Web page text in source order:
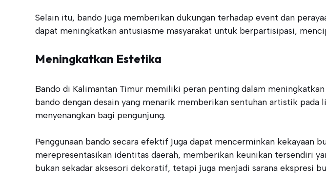
Selain itu, bando juga memberikan dukungan terhadap event dan
dapat meningkatkan antusiasme masyarakat untuk berpartisipasi,
Meningkatkan Estetika
Bando di Kalimantan Timur memiliki peran penting dalam
bando dengan desain yang menarik memberikan sentuhan artistik
menyenangkan bagi pengunjung.
Penggunaan bando secara efektif juga dapat mencerminkan kekayaan
merepresentasikan identitas daerah, memberikan keunikan tersendiri
bukan sekadar aksesori dekoratif, tetapi juga menjadi sarana ekspresi